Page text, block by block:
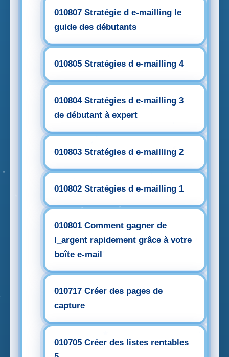
010807 Stratégie d e-mailling le
guide des débutants
010805 Stratégies d e-mailling 4
010804 Stratégies d e-mailling 3
de débutant à expert
010803 Stratégies d e-mailling 2
010802 Stratégies d e-mailling 1
010801 Comment gagner de
l_argent rapidement grâce à votre
boîte e-mail
010717 Créer des pages de
capture
010705 Créer des listes rentables